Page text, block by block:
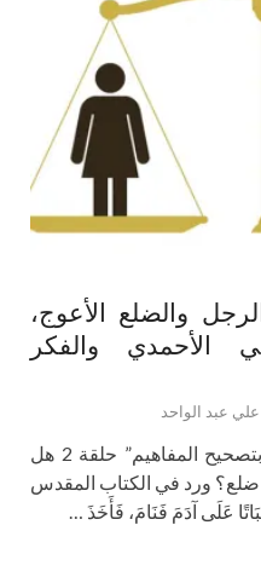
والضلع الأعوج،
الأحمدي والفكر
عبد الواحد
سلسلة “المسيح يكسر الصليب بتصحيح المفاهيم” حلقة 2 هل
ضلع؟ ورد في الكتاب المقدس
عَلَى آدَمَ فَنَامَ، فَأَخَذَ …